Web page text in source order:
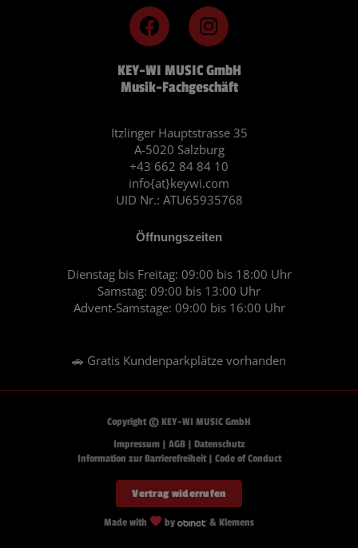
KEY-WI MUSIC GmbH
Musik-Fachgeschäft
Itzlinger Hauptstrasse 35
A-5020 Salzburg
+43 662 84 84 10
info{at}keywi.com
UID Nr.: ATU65935768
Öffnungszeiten
Dienstag bis Freitag: 09:00 bis 18:00 Uhr
Samstag: 09:00 bis 13:00 Uhr
Advent-Samstage: 09:00 bis 16:00 Uhr
🚗 Gratis Kundenparkplätze vorhanden
F
a
c
e
b
o
k
I
n
s
t
a
r
a
m
Copyright © KEY-WI MUSIC GmbH
Impressum| AGB| Datenschutz
Information zur Barrierefreiheit| Code of Conduct
Vertrag widerrufen
Made with by & Klemens